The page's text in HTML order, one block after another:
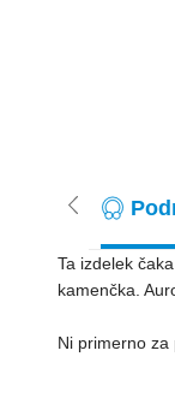
Ta izdelek
kamenčka.
Ni primerno za